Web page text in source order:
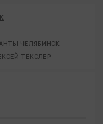
ЧЕЛЯБИНСК
ТЕКСЛЕР